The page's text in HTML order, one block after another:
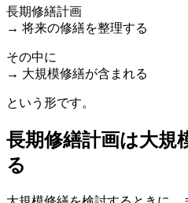
長期修繕計画
→ 将来の修繕を整理する
その中に
→ 大規模修繕が含まれる
という形です。
長期修繕計画は大規
る